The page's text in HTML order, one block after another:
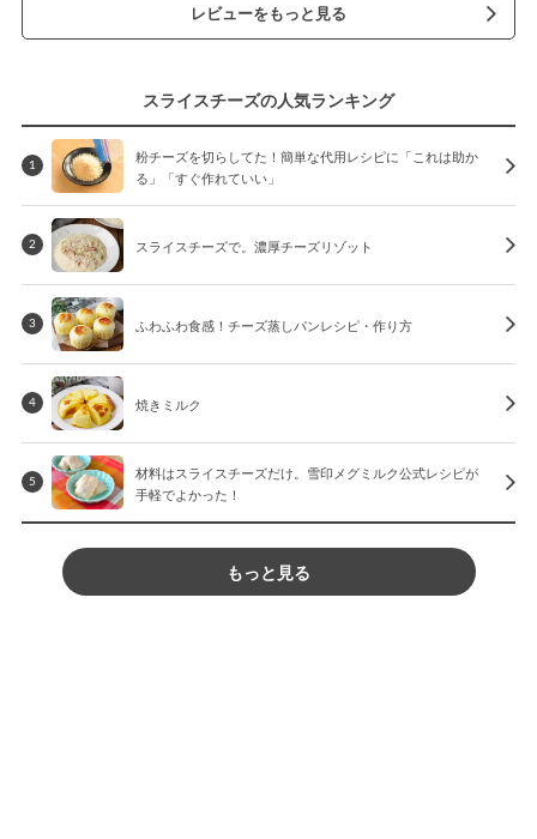
レビューをもっと見る
スライスチーズの人気ランキング
1
粉チーズを切らしてた！簡単な代用レシピに「これは助か
る」「すぐ作れていい」
2 スライスチーズで。濃厚チーズリゾット
3 ふわふわ食感！チーズ蒸しパンレシピ・作り方
4 焼きミルク
5
材料はスライスチーズだけ。雪印メグミルク公式レシピが
手軽でよかった！
もっと見る